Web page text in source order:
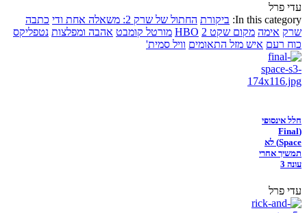
עדי פרל
In this category: ביקורת החתול של שרק 2: משאלה אחת ודי
כתבה
שרק אימה מקום שקט 2 HBO מורטל קומבט אהבה ומפלצות נטפליקס
כוח רעם איש מזל התאומים וויל סמית'
חלל אינסופי
(Final
Space) לא
תמשיך אחרי
עונה 3
עדי פרל